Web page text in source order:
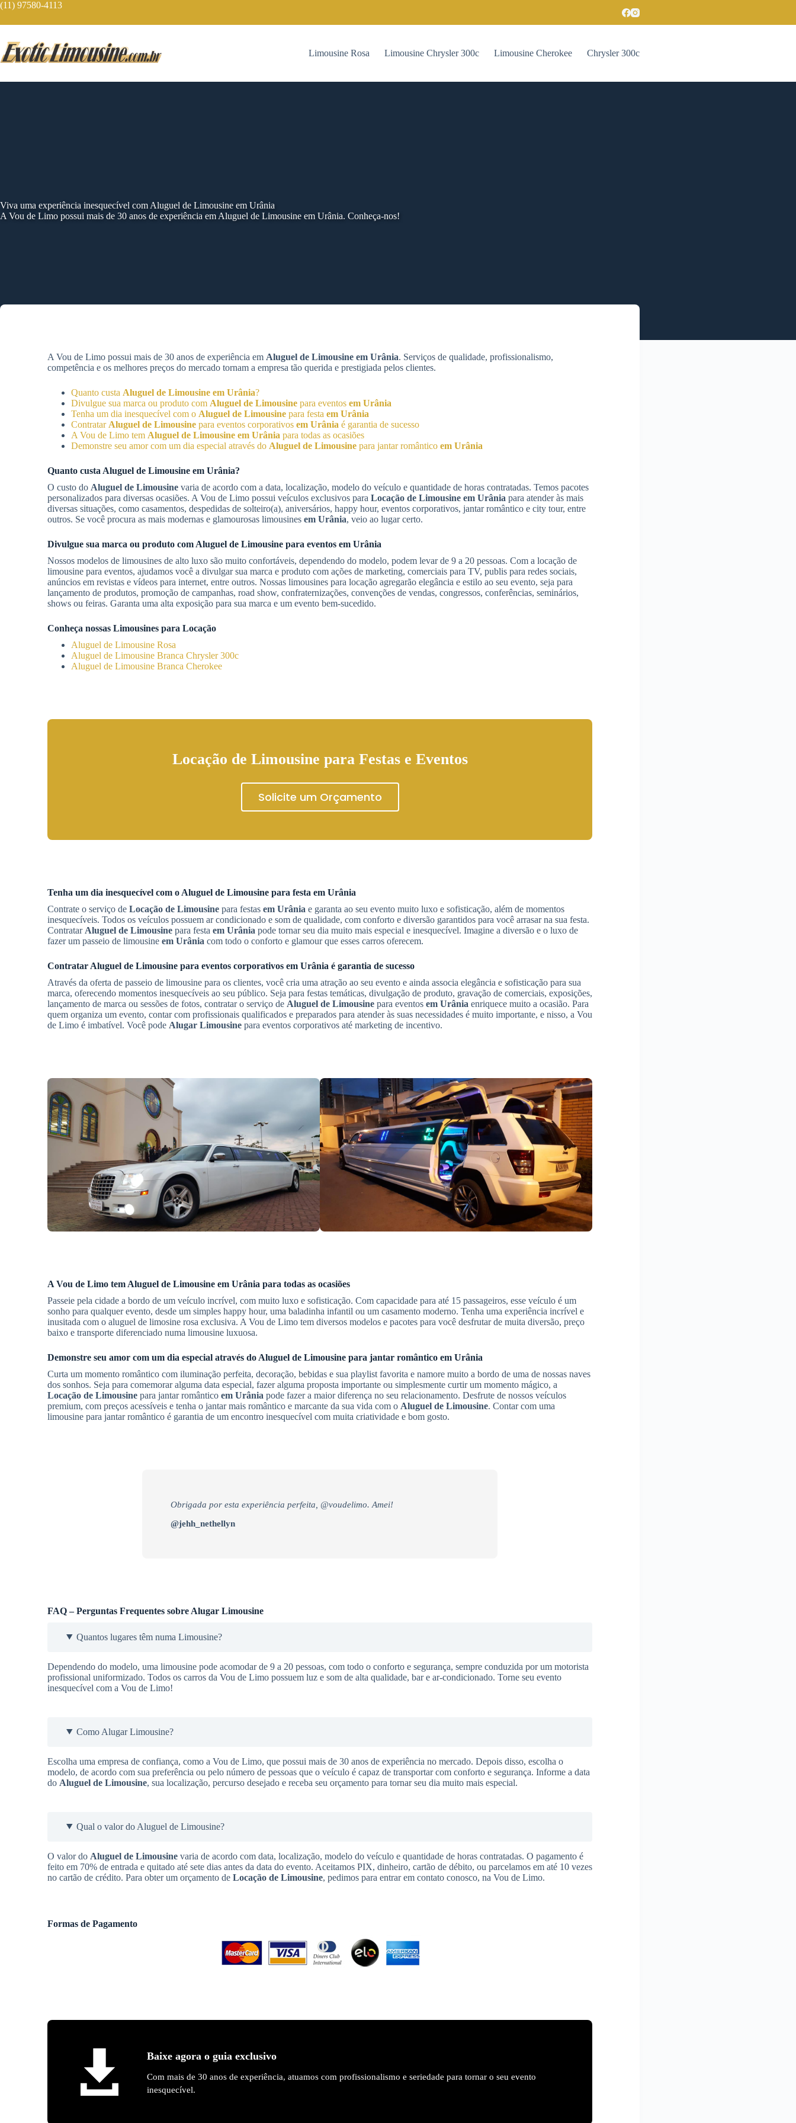
Skip
content
(11) 97580-4113
Limousine Rosa Limousine Chrysler 300c Limousine Cherokee Chrysler 300c
Viva uma experiência inesquecível com Aluguel de Limousine em Urânia
A Vou de Limo possui mais de 30 anos de experiência em Aluguel de Limousine em Urânia. Conheça-nos!
A Vou de Limo possui mais de 30 anos de experiência em Aluguel de Limousine em Urânia. Serviços de qualidade, profissionalismo,
competência e os melhores preços do mercado tornam a empresa tão querida e prestigiada pelos clientes.
Quanto custa Aluguel de Limousine em Urânia?
Divulgue sua marca ou produto com Aluguel de Limousine para eventos em Urânia
Tenha um dia inesquecível com o Aluguel de Limousine para festa em Urânia
Contratar Aluguel de Limousine para eventos corporativos em Urânia é garantia de sucesso
A Vou de Limo tem Aluguel de Limousine em Urânia para todas as ocasiões
Demonstre seu amor com um dia especial através do Aluguel de Limousine para jantar romântico em Urânia
Quanto custa Aluguel de Limousine em Urânia?
O custo do Aluguel de Limousine varia de acordo com a data, localização, modelo do veículo e quantidade de horas contratadas. Temos pacotes
personalizados para diversas ocasiões. A Vou de Limo possui veículos exclusivos para Locação de Limousine em Urânia para atender às mais
diversas situações, como casamentos, despedidas de solteiro(a), aniversários, happy hour, eventos corporativos, jantar romântico e city tour, entre
outros. Se você procura as mais modernas e glamourosas limousines em Urânia, veio ao lugar certo.
Divulgue sua marca ou produto com Aluguel de Limousine para eventos em Urânia
Nossos modelos de limousines de alto luxo são muito confortáveis, dependendo do modelo, podem levar de 9 a 20 pessoas. Com a locação de
limousine para eventos, ajudamos você a divulgar sua marca e produto com ações de marketing, comerciais para TV, publis para redes sociais,
anúncios em revistas e vídeos para internet, entre outros. Nossas limousines para locação agregarão elegância e estilo ao seu evento, seja para
lançamento de produtos, promoção de campanhas, road show, confraternizações, convenções de vendas, congressos, conferências, seminários,
shows ou feiras. Garanta uma alta exposição para sua marca e um evento bem-sucedido.
Conheça nossas Limousines para Locação
Aluguel de Limousine Rosa
Aluguel de Limousine Branca Chrysler 300c
Aluguel de Limousine Branca Cherokee
Locação de Limousine para Festas e Eventos
Solicite um Orçamento
Tenha um dia inesquecível com o Aluguel de Limousine para festa em Urânia
Contrate o serviço de Locação de Limousine para festas em Urânia e garanta ao seu evento muito luxo e sofisticação, além de momentos
inesquecíveis. Todos os veículos possuem ar condicionado e som de qualidade, com conforto e diversão garantidos para você arrasar na sua festa.
Contratar Aluguel de Limousine para festa em Urânia pode tornar seu dia muito mais especial e inesquecível. Imagine a diversão e o luxo de
fazer um passeio de limousine em Urânia com todo o conforto e glamour que esses carros oferecem.
Contratar Aluguel de Limousine para eventos corporativos em Urânia é garantia de sucesso
Através da oferta de passeio de limousine para os clientes, você cria uma atração ao seu evento e ainda associa elegância e sofisticação para sua
marca, oferecendo momentos inesquecíveis ao seu público. Seja para festas temáticas, divulgação de produto, gravação de comerciais, exposições,
lançamento de marca ou sessões de fotos, contratar o serviço de Aluguel de Limousine para eventos em Urânia enriquece muito a ocasião. Para
quem organiza um evento, contar com profissionais qualificados e preparados para atender às suas necessidades é muito importante, e nisso, a Vou
de Limo é imbatível. Você pode Alugar Limousine para eventos corporativos até marketing de incentivo.
A Vou de Limo tem Aluguel de Limousine em Urânia para todas as ocasiões
Passeie pela cidade a bordo de um veículo incrível, com muito luxo e sofisticação. Com capacidade para até 15 passageiros, esse veículo é um
sonho para qualquer evento, desde um simples happy hour, uma baladinha infantil ou um casamento moderno. Tenha uma experiência incrível e
inusitada com o aluguel de limosine rosa exclusiva. A Vou de Limo tem diversos modelos e pacotes para você desfrutar de muita diversão, preço
baixo e transporte diferenciado numa limousine luxuosa.
Demonstre seu amor com um dia especial através do Aluguel de Limousine para jantar romântico em Urânia
Curta um momento romântico com iluminação perfeita, decoração, bebidas e sua playlist favorita e namore muito a bordo de uma de nossas naves
dos sonhos. Seja para comemorar alguma data especial, fazer alguma proposta importante ou simplesmente curtir um momento mágico, a
Locação de Limousine para jantar romântico em Urânia pode fazer a maior diferença no seu relacionamento. Desfrute de nossos veículos
premium, com preços acessíveis e tenha o jantar mais romântico e marcante da sua vida com o Aluguel de Limousine. Contar com uma
limousine para jantar romântico é garantia de um encontro inesquecível com muita criatividade e bom gosto.
Obrigada por esta experiência perfeita, @voudelimo. Amei!
@jehh_nethellyn
FAQ – Perguntas Frequentes sobre Alugar Limousine
Quantos lugares têm numa Limousine?
Dependendo do modelo, uma limousine pode acomodar de 9 a 20 pessoas, com todo o conforto e segurança, sempre conduzida por um motorista
profissional uniformizado. Todos os carros da Vou de Limo possuem luz e som de alta qualidade, bar e ar-condicionado. Torne seu evento
inesquecível com a Vou de Limo!
Como Alugar Limousine?
Escolha uma empresa de confiança, como a Vou de Limo, que possui mais de 30 anos de experiência no mercado. Depois disso, escolha o
modelo, de acordo com sua preferência ou pelo número de pessoas que o veículo é capaz de transportar com conforto e segurança. Informe a data
do Aluguel de Limousine, sua localização, percurso desejado e receba seu orçamento para tornar seu dia muito mais especial.
Qual o valor do Aluguel de Limousine?
O valor do Aluguel de Limousine varia de acordo com data, localização, modelo do veículo e quantidade de horas contratadas. O pagamento é
feito em 70% de entrada e quitado até sete dias antes da data do evento. Aceitamos PIX, dinheiro, cartão de débito, ou parcelamos em até 10 vezes
no cartão de crédito. Para obter um orçamento de Locação de Limousine, pedimos para entrar em contato conosco, na Vou de Limo.
Formas de Pagamento
Baixe agora o guia exclusivo
Com mais de 30 anos de experiência, atuamos com profissionalismo e seriedade para tornar o seu evento
inesquecível.